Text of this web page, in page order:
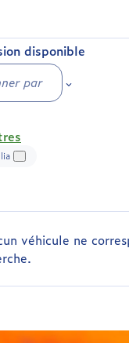
disponible
Ordonner par
véhicule ne